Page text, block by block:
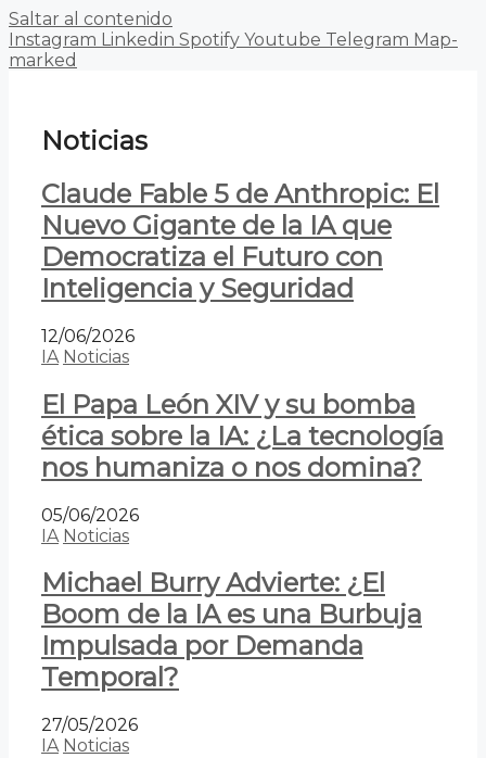
Saltar al contenido
Instagram Linkedin Spotify Youtube Telegram Map-
marked
Noticias
Claude Fable 5 de Anthropic: El
Nuevo Gigante de la IA que
Democratiza el Futuro con
Inteligencia y Seguridad
12/06/2026
IA Noticias
El Papa León XIV y su bomba
ética sobre la IA: ¿La tecnología
nos humaniza o nos domina?
05/06/2026
IA Noticias
Michael Burry Advierte: ¿El
Boom de la IA es una Burbuja
Impulsada por Demanda
Temporal?
27/05/2026
IA Noticias